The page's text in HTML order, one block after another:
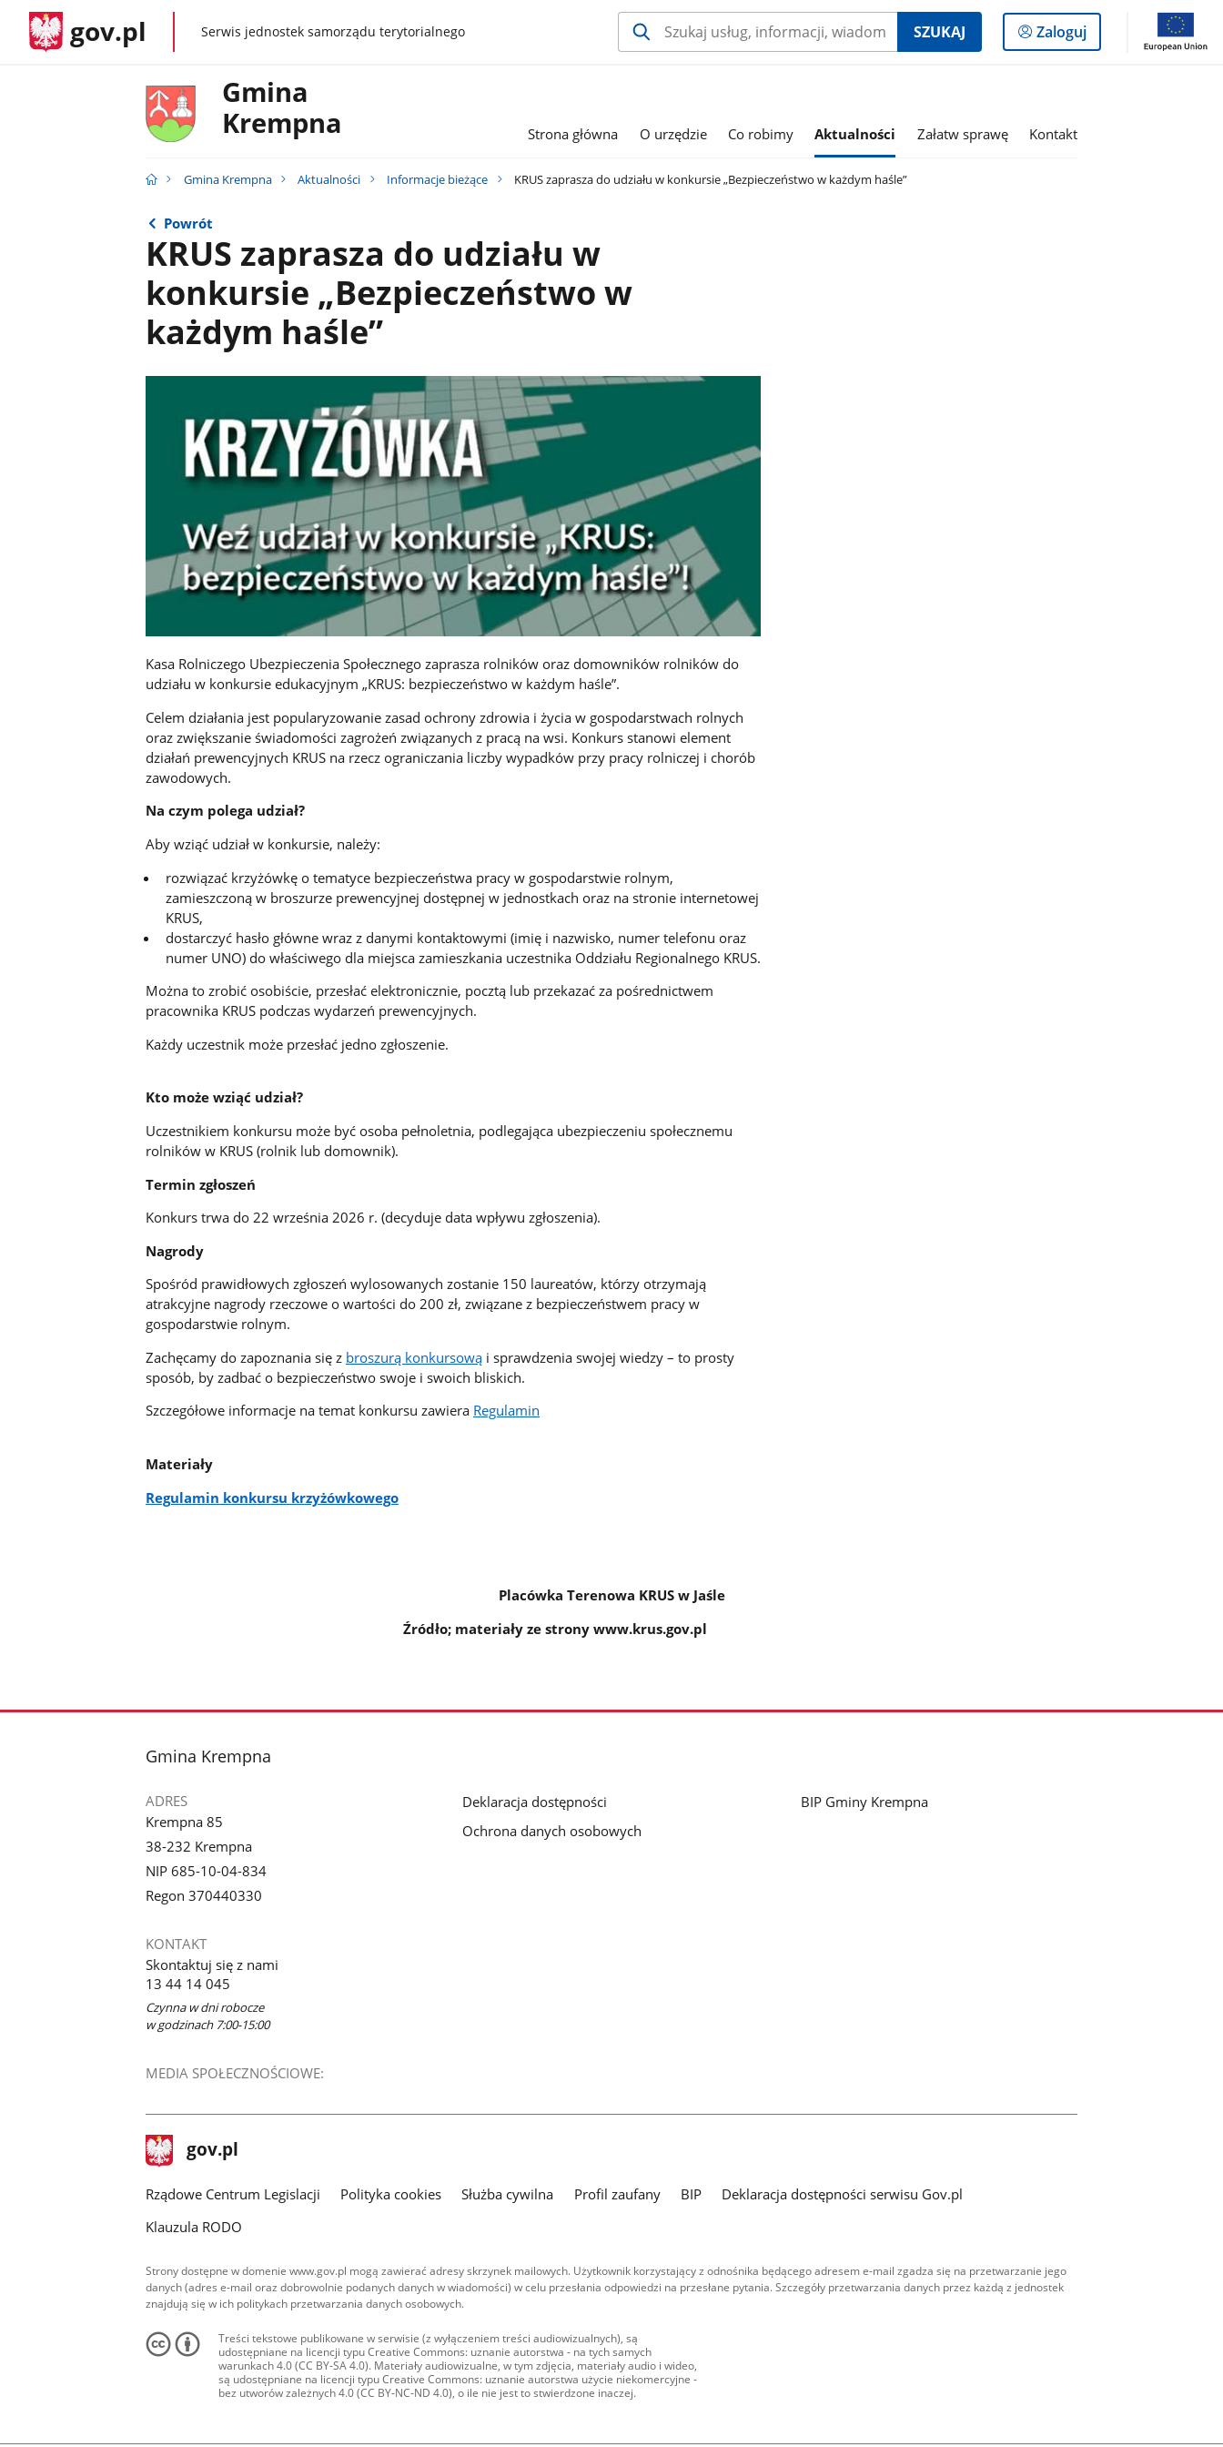
gov.pl gov.plSerwis jednostek samorządu terytorialnego SZUKAJ
Logowanie
do
Zaloguj
Gmina
Krempna
Strona główna O urzędzie Co robimy Aktualności Załatw sprawę Kontakt
Gmina Krempna Aktualności Informacje bieżące KRUS zaprasza do udziału w konkursie „Bezpieczeństwo w każdym haśle”
Powrót
KRUS zaprasza do udziału w
konkursie „Bezpieczeństwo w
każdym haśle”
Kasa Rolniczego Ubezpieczenia Społecznego zaprasza rolników oraz domowników rolników do
udziału w konkursie edukacyjnym „KRUS: bezpieczeństwo w każdym haśle”.
Celem działania jest popularyzowanie zasad ochrony zdrowia i życia w gospodarstwach rolnych
oraz zwiększanie świadomości zagrożeń związanych z pracą na wsi. Konkurs stanowi element
działań prewencyjnych KRUS na rzecz ograniczania liczby wypadków przy pracy rolniczej i chorób
zawodowych.
Na czym polega udział?
Aby wziąć udział w konkursie, należy:
rozwiązać krzyżówkę o tematyce bezpieczeństwa pracy w gospodarstwie rolnym,
zamieszczoną w broszurze prewencyjnej dostępnej w jednostkach oraz na stronie internetowej
KRUS,
dostarczyć hasło główne wraz z danymi kontaktowymi (imię i nazwisko, numer telefonu oraz
numer UNO) do właściwego dla miejsca zamieszkania uczestnika Oddziału Regionalnego KRUS.
Można to zrobić osobiście, przesłać elektronicznie, pocztą lub przekazać za pośrednictwem
pracownika KRUS podczas wydarzeń prewencyjnych.
Każdy uczestnik może przesłać jedno zgłoszenie.
Kto może wziąć udział?
Uczestnikiem konkursu może być osoba pełnoletnia, podlegająca ubezpieczeniu społecznemu
rolników w KRUS (rolnik lub domownik).
Termin zgłoszeń
Konkurs trwa do 22 września 2026 r. (decyduje data wpływu zgłoszenia).
Nagrody
Spośród prawidłowych zgłoszeń wylosowanych zostanie 150 laureatów, którzy otrzymają
atrakcyjne nagrody rzeczowe o wartości do 200 zł, związane z bezpieczeństwem pracy w
gospodarstwie rolnym.
Zachęcamy do zapoznania się z broszurą konkursowąi sprawdzenia swojej wiedzy – to prosty
sposób, by zadbać o bezpieczeństwo swoje i swoich bliskich.
Szczegółowe informacje na temat konkursu zawiera Regulamin
Materiały
Regulamin konkursu krzyżówkowego
Placówka Terenowa KRUS w Jaśle
Źródło; materiały ze strony www.krus.gov.pl
stopka
Gmina Krempna
ADRES
Krempna 85
38-232 Krempna
NIP 685-10-04-834
Regon 370440330
KONTAKT
Skontaktuj się z nami
13 44 14 045
Czynna w dni robocze
w godzinach 7:00-15:00
MEDIA SPOŁECZNOŚCIOWE:
Deklaracja dostępności
Ochrona danych osobowych
BIP Gminy Krempna
stopka
gov.pl Strona
gov.pl
Rządowe Centrum Legislacji Polityka cookies Służba cywilna Profil zaufany BIP
Deklaracja dostępności serwisu Gov.pl
Klauzula RODO
Strony dostępne w domenie www.gov.pl mogą zawierać adresy skrzynek mailowych. Użytkownik korzystający z odnośnika będącego adresem e-mail zgadza się na przetwarzanie jego
danych (adres e-mail oraz dobrowolnie podanych danych w wiadomości) w celu przesłania odpowiedzi na przesłane pytania. Szczegóły przetwarzania danych przez każdą z jednostek
znajdują się w ich politykach przetwarzania danych osobowych.
Treści tekstowe publikowane w serwisie (z wyłączeniem treści audiowizualnych), są
udostępniane na licencji typu Creative Commons: uznanie autorstwa - na tych samych
warunkach 4.0 (CC BY-SA 4.0). Materiały audiowizualne, w tym zdjęcia, materiały audio i wideo,
są udostępniane na licencji typu Creative Commons: uznanie autorstwa użycie niekomercyjne -
bez utworów zależnych 4.0 (CC BY-NC-ND 4.0), o ile nie jest to stwierdzone inaczej.